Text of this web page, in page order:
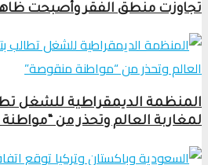
تجاوزت منطق الفقر وأصبحت
المنظمة الديمقراطية للشغل
لمغاربة العالم وتحذر من